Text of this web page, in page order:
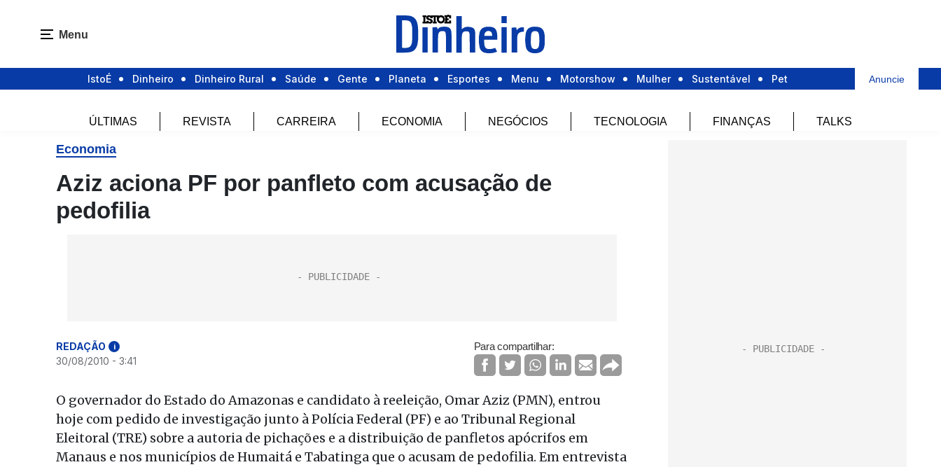
Menu
IstoÉ Dinheiro Dinheiro Rural Saúde Gente Planeta Esportes Menu Motorshow Mulher Sustentável Pet Anuncie
ÚLTIMAS REVISTA CARREIRA ECONOMIA NEGÓCIOS TECNOLOGIA FINANÇAS TALKS
Economia
Aziz aciona PF por panfleto com acusação de
pedofilia
REDAÇÃO i
30/08/2010 - 3:41
Para compartilhar:
O governador do Estado do Amazonas e candidato à reeleição, Omar Aziz (PMN), entrou
hoje com pedido de investigação junto à Polícia Federal (PF) e ao Tribunal Regional
Eleitoral (TRE) sobre a autoria de pichações e a distribuição de panfletos apócrifos em
Manaus e nos municípios de Humaitá e Tabatinga que o acusam de pedofilia. Em entrevista